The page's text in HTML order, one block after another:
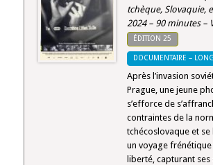
tchèque, Slovaquie,
2024 – 90 minutes –
ÉDITION 25
DOCUMENTAIRE –
Après l’invasion
Prague, une jeune
s’efforce de
contraintes de la
tchécoslovaque et se
un voyage frénétique
liberté, capturant ses